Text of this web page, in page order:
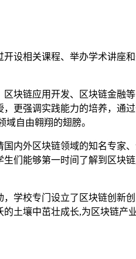
设相关课程、举办学术讲座
块链应用开发、区块链金
更强调实践能力的培养，
自由翱翔的翅膀。
内外区块链领域的知名专
们能够第一时间了解到区块
学校专门设立了区块链创新
土壤中茁壮成长,为区块链产